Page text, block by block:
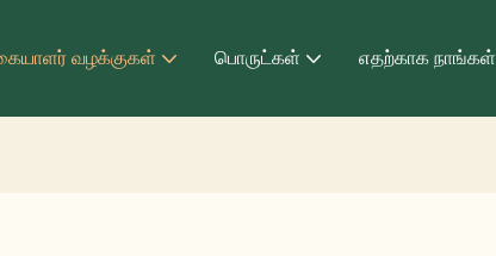
வழக்குகள் பொருட்கள் எதற்காக நாங்கள்